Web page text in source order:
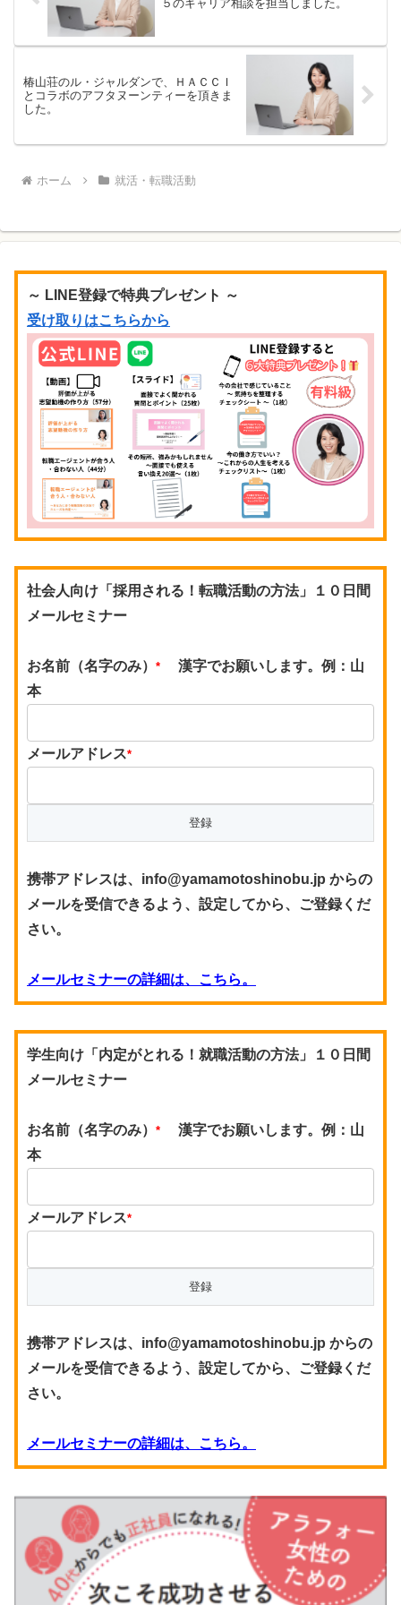
５のキャリア相談を担当しました。
椿山荘のル・ジャルダンで、ＨＡＣＣＩ
とコラボのアフタヌーンティーを頂きま
した。
ホーム 就活・転職活動
～ LINE登録で特典プレゼント ～
受け取りはこちらから
社会人向け「採用される！転職活動の方法」１０日間
メールセミナー
お名前（名字のみ） *
漢字でお願いします。例：山
本
メールアドレス*
携帯アドレスは、info@yamamotoshinobu.jp からの
メールを受信できるよう、設定してから、ご登録くだ
さい。
メールセミナーの詳細は、こちら。
学生向け「内定がとれる！就職活動の方法」１０日間
メールセミナー
お名前（名字のみ） *
漢字でお願いします。例：山
本
メールアドレス*
携帯アドレスは、info@yamamotoshinobu.jp からの
メールを受信できるよう、設定してから、ご登録くだ
さい。
メールセミナーの詳細は、こちら。